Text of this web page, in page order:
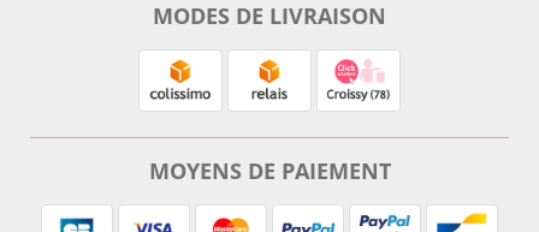
MODES DE LIVRAISON
MOYENS DE PAIEMENT